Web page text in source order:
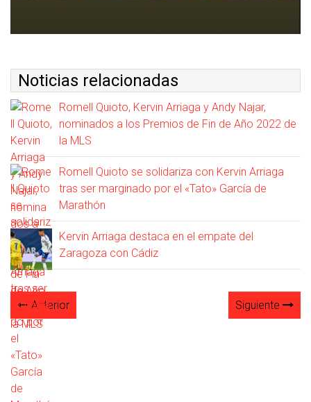
Noticias relacionadas
Romell Quioto, Kervin Arriaga y Andy Najar,
nominados a los Premios de Fin de Año 2022 de
la MLS
Romell Quioto se solidariza con Kervin Arriaga
tras ser marginado por el «Tato» García de
Marathón
Kervin Arriaga destaca en el empate del
Zaragoza con Cádiz
Anterior Siguiente